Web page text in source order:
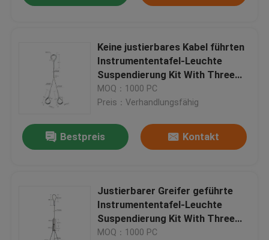
Keine justierbares Kabel führten
Instrumententafel-Leuchte
Suspendierung Kit With Three
Hooks YW86362
MOQ：1000 PC
Preis：Verhandlungsfähig
Bestpreis Kontakt
Justierbarer Greifer geführte
Instrumententafel-Leuchte
Suspendierung Kit With Three
Stopper Legs YW86363
MOQ：1000 PC